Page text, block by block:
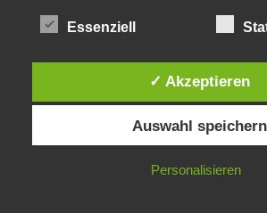
Was ist denn das? -Mars
Die Brexit-Lüge (1/8 Teil)
3. November 2019
Diese Website verwendet Cookies. Durch die
Website stimmst du der Verwendung von Cookies
IN ORDNUNG
Essenziell
✓ Akzeptieren
Auswahl speichern
Personalisieren